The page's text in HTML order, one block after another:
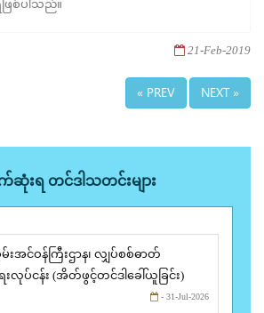
ဖြစ်ပါသည်။
21-Feb-2019
« PREV NEXT »
က်ဆုံးရ တင်ဒါသတင်းများ
းအင်ဝန်ကြီးဌာန၊ လျှပ်စစ်ဓာတ်
ပ်ငန်း (အိတ်ဖွင့်တင်ဒါခေါ်ယူခြင်း)
- 31-Jul-2026